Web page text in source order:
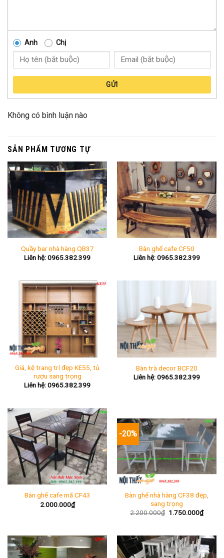
Anh Chị
GỬI
Không có bình luận nào
SẢN PHẨM TƯƠNG TỰ
Quầy bar nhà hàng QB37
Liên hệ: 0965.382.399
Bàn ghế cafe CF50
Liên hệ: 0965.382.399
Giá, kệ trang trí đẹp KE55, tủ
rượu sang trọng
Liên hệ: 0965.382.399
Bàn trà decor BCF20
Liên hệ: 0965.382.399
Bàn ghế cafe mã CF43
2.000.000₫
-20%
Bàn ghế nhà hàng CF38 đẹp,
sang trọng
2.200.000₫ Giá
1.750.000₫Giá
hiện